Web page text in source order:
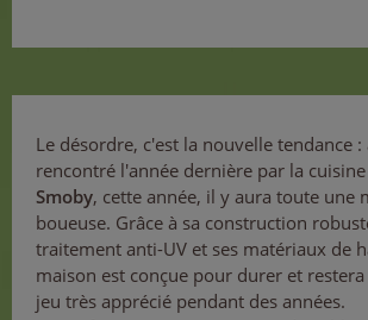
Le désordre, c'est la nouvelle tendance :
rencontré l'année dernière par la
Smoby, cette année, il y aura toute une
boueuse. Grâce à sa construction
traitement anti-UV et ses matériaux de
maison est conçue pour durer et
jeu très apprécié pendant des années.